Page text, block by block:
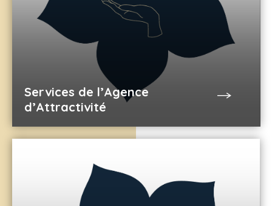
Services de l’Agence
d’Attractivité